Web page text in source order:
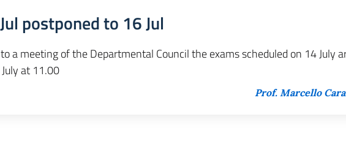
postponed to 16 Jul
a meeting of the Departmental Council the exams scheduled on 14 July
at 11.00
Prof. Marcello